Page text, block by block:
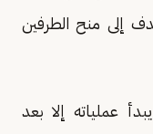
إلى منح الطرفين
عملياته إلا بعد